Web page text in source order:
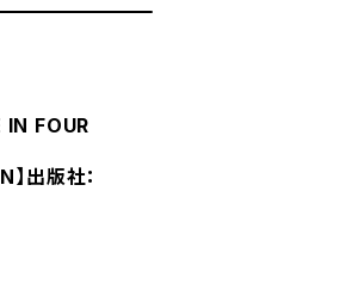
FOUR
出版社：